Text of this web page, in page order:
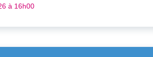
à 16h00